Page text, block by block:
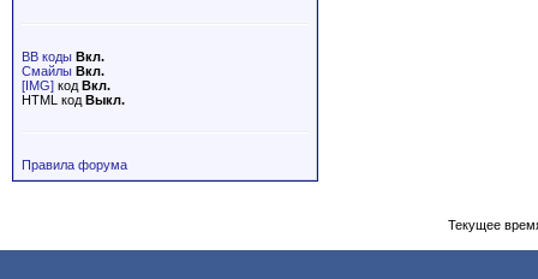
BB коды Вкл.
Смайлы Вкл.
[IMG] код Вкл.
HTML код Выкл.
Правила форума
Текущее